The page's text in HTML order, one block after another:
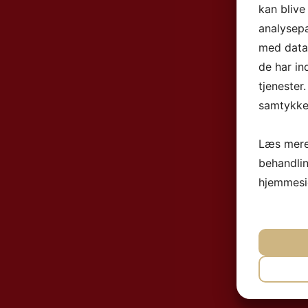
kan
med
de har
Læs